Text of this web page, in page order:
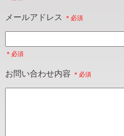
メールアドレス
お問い合わせ内容